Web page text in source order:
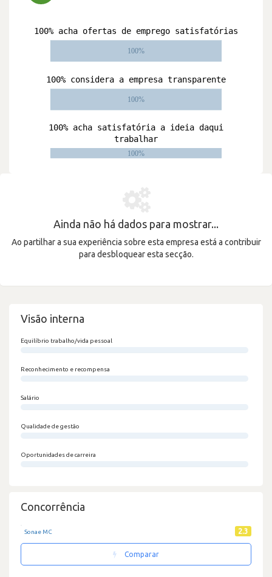
Ainda não há dados para mostrar...
Ao partilhar a sua experiência sobre esta empresa está a contribuir
para desbloquear esta secção.
Visão interna
Equilíbrio trabalho/vida pessoal
Reconhecimento e recompensa
Salário
Qualidade de gestão
Oportunidades de carreira
Concorrência
Sonae MC 2.3
Comparar